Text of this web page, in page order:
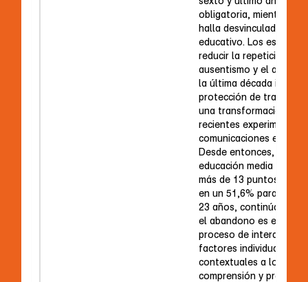
obligatoria, mientras
halla desvinculado del
educativo. Los
reducir la repetición de
ausentismo y el
la última década
protección de
una transformación
recientes experimentos
comunicaciones
Desde entonces, la
educación media
más de 13 puntos
en un 51,6% para la
23 años, continúa
el abandono es el
proceso de interacción
factores individuales,
contextuales a lo largo
comprensión y